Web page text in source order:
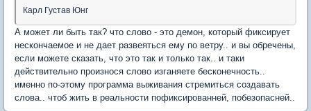
Карл Густав Юнг
А может ли быть так? что слово - это демон, который фиксирует
нескончаемое и не дает развеяться ему по ветру.. и вы обречены,
если можете сказать, что это так и только так.. и таки
действительно произнося слово изганяете бесконечность..
именно по-этому программа выживания стремиться создавать
слова.. чтоб жить в реальности пофиксированней, побезопасней..